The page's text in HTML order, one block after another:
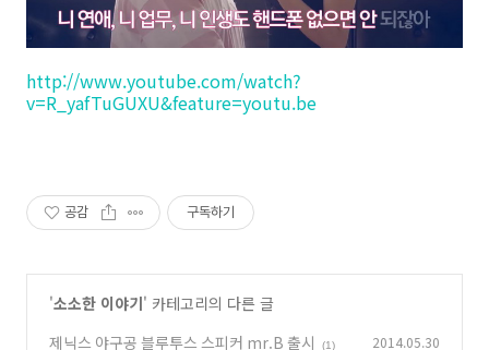
http://www.youtube.com/watch?
v=R_yafTuGUXU&feature=youtu.be
공감 구독하기
'소소한 이야기' 카테고리의 다른 글
제닉스 야구공 블루투스 스피커 mr.B 출시
(1) 2014.05.30